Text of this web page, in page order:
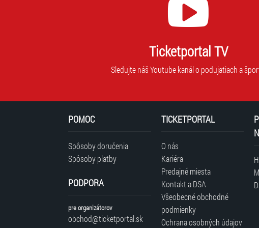
Ticketportal TV
Sledujte náš Youtube kanál o podujatiach a
POMOC
Spôsoby doručenia
Spôsoby platby
PODPORA
pre organizátorov
obchod@ticketportal.sk
TICKETPORTAL
O nás
Kariéra
Predajné miesta
Kontakt a DSA
Všeobecné obchodné
podmienky
Ochrana osobných údajov